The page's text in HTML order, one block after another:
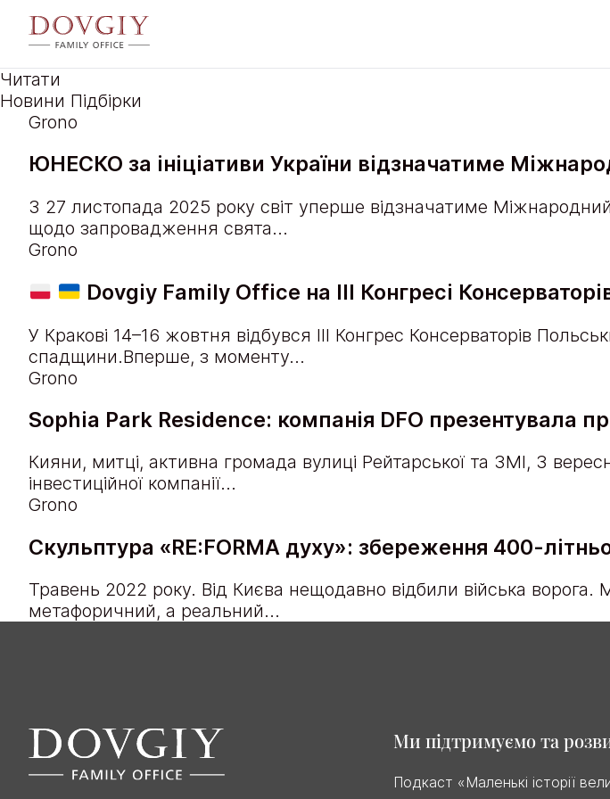
Читати
Новини Підбірки
Grono
ЮНЕСКО за ініціативи України відзначатиме
З 27 листопада 2025 року світ уперше відзначатиме
щодо запровадження свята...
Grono
Dovgiy Family Office на ІІІ Конгресі
У Кракові 14–16 жовтня відбувся III Конгрес Консерваторів
спадщини.Вперше, з моменту...
Grono
Sophia Park Residence: компанія DFO презентувала
Кияни, митці, активна громада вулиці Рейтарської та ЗМІ, 3
інвестиційної компанії...
Grono
Скульптура «RE:FORMA духу»: збереження 400-літньої
Травень 2022 року. Від Києва нещодавно відбили війська
метафоричний, а реальний...
Ми підтримуємо та
Подкаст «Маленькі історії